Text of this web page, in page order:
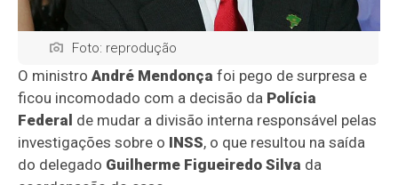
Foto: reprodução
O ministroAndré Mendonça foi pego de surpresa e
ficou incomodado com a decisão da Polícia
Federal de mudar a divisão interna responsável pelas
investigações sobre o INSS, o que resultou na saída
do delegado Guilherme Figueiredo Silva da